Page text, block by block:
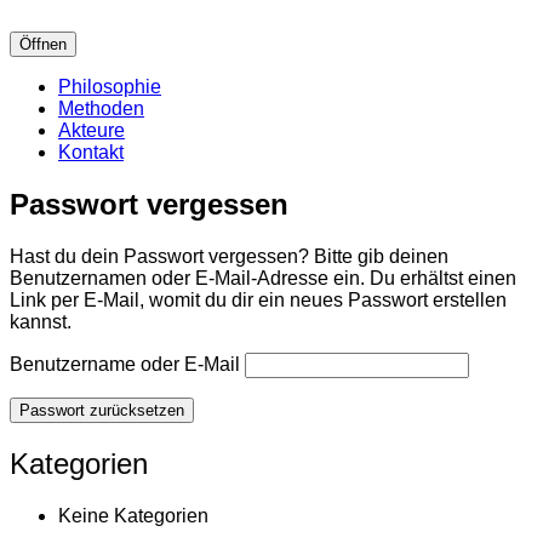
Öffnen
Philosophie
Methoden
Akteure
Kontakt
Passwort vergessen
Hast du dein Passwort vergessen? Bitte gib deinen
Benutzernamen oder E-Mail-Adresse ein. Du erhältst einen
Link per E-Mail, womit du dir ein neues Passwort erstellen
kannst.
Benutzername oder E-Mail
Passwort zurücksetzen
Kategorien
Keine Kategorien